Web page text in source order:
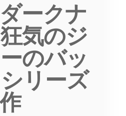
ークナ
気のジ
のバッ
リーズ